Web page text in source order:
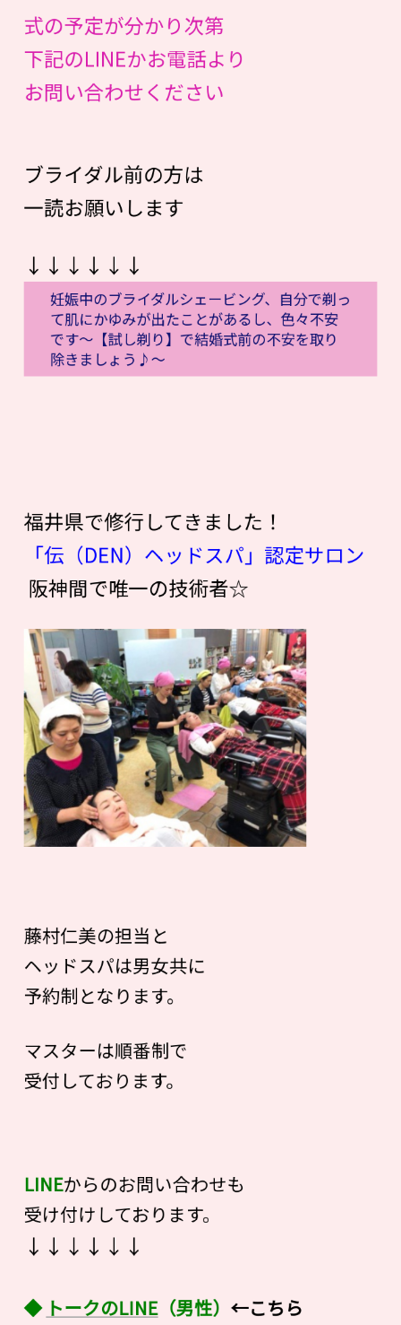
式の予定が分かり次第
下記のLINEかお電話より
お問い合わせください
ブライダル前の方は
一読お願いします
↓↓↓↓↓↓
妊娠中のブライダルシェービング、自分で剃っ
て肌にかゆみが出たことがあるし、色々不安
です〜【試し剃り】で結婚式前の不安を取り
除きましょう♪〜
福井県で修行してきました！
「伝（DEN）ヘッドスパ」認定サロン
阪神間で唯一の技術者☆
藤村仁美の担当と
ヘッドスパは男女共に
予約制となります。
マスターは順番制で
受付しております。
LINEからのお問い合わせも
受け付けしております。
↓↓↓↓↓↓
◆ トークのLINE（男性） ←こちら